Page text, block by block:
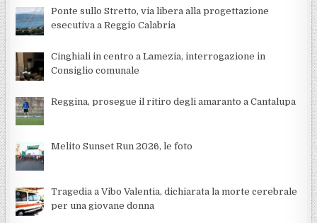
Ponte sullo Stretto, via libera alla progettazione
esecutiva a Reggio Calabria
Cinghiali in centro a Lamezia, interrogazione in
Consiglio comunale
Reggina, prosegue il ritiro degli amaranto a Cantalupa
Melito Sunset Run 2026, le foto
Tragedia a Vibo Valentia, dichiarata la morte cerebrale
per una giovane donna